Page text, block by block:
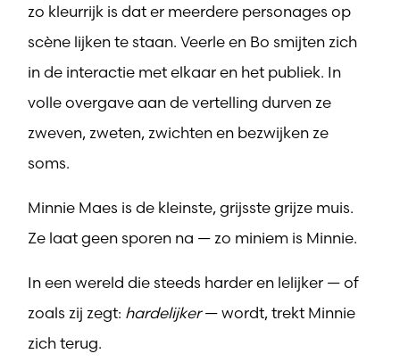
zo kleurrijk is dat er meerdere personages op
scène lijken te staan. Veerle en Bo smijten zich
in de interactie met elkaar en het publiek. In
volle overgave aan de vertelling durven ze
zweven, zweten, zwichten en bezwijken ze
soms.
Minnie Maes is de kleinste, grijsste grijze muis.
Ze laat geen sporen na — zo miniem is Minnie.
In een wereld die steeds harder en lelijker — of
zoals zij zegt: hardelijker— wordt, trekt Minnie
zich terug.